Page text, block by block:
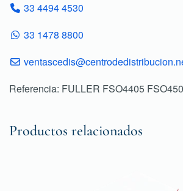
33 4494 4530
33 1478 8800
Referencia: FULLER FSO4405
Productos relacionados